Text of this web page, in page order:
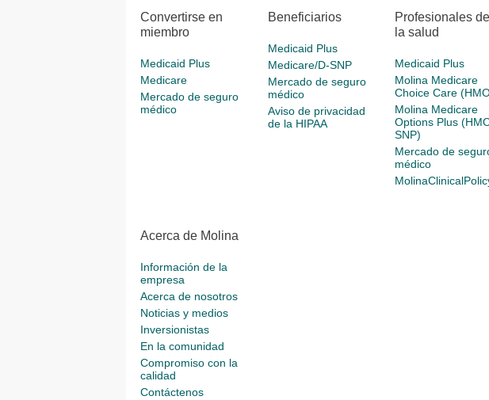
Convertirse en
miembro
Medicaid Plus
Medicare
Mercado de seguro
médico
Beneficiarios
Medicaid Plus
Medicare/D-SNP
Mercado de seguro
médico
Aviso de privacidad
de la HIPAA
Profesionales de
la salud
Medicaid Plus
Molina Medicare
Choice Care
Molina Medicare
Options Plus
SNP)
Mercado de
médico
Acerca de Molina
Información de la
empresa
Acerca de nosotros
Noticias y medios
Inversionistas
En la comunidad
Compromiso con la
calidad
Contáctenos